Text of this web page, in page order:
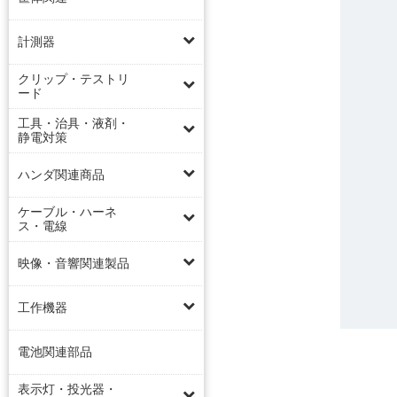
計測器
クリップ・テストリ
ード
工具・治具・液剤・
静電対策
ハンダ関連商品
ケーブル・ハーネ
ス・電線
映像・音響関連製品
工作機器
電池関連部品
表示灯・投光器・